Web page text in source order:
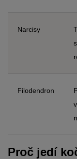
Narcisy
Filodendron
Proč jedí